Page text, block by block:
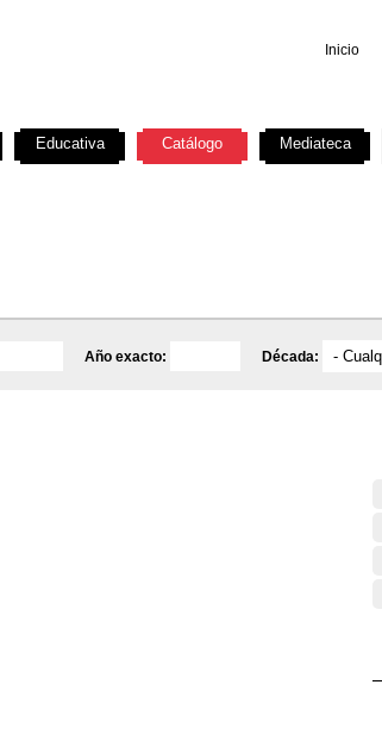
Inicio
Año exacto: Década:
Educativa Catálogo Mediateca